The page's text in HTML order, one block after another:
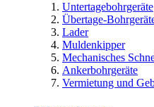
Untertagebohrgeräte
Übertage-
Lader
Muldenkipper
Mechanisches
Ankerbohrgeräte
Vermietung und